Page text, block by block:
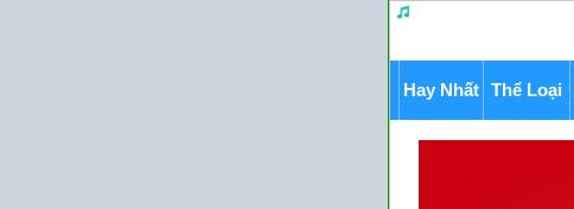
Hay Nhất Thể Loại